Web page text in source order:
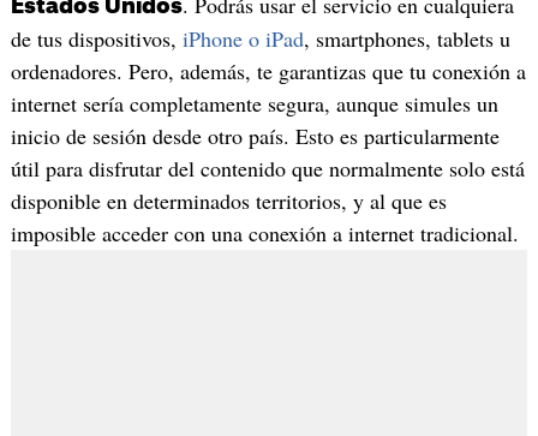
Estados Unidos
de tus dispositivos, iPhone o iPad, smartphones, tablets u
ordenadores. Pero, además, te garantizas que tu conexión a
internet sería completamente segura, aunque simules un
inicio de sesión desde otro país. Esto es particularmente
útil para disfrutar del contenido que normalmente solo está
disponible en determinados territorios, y al que es
imposible acceder con una conexión a internet tradicional.